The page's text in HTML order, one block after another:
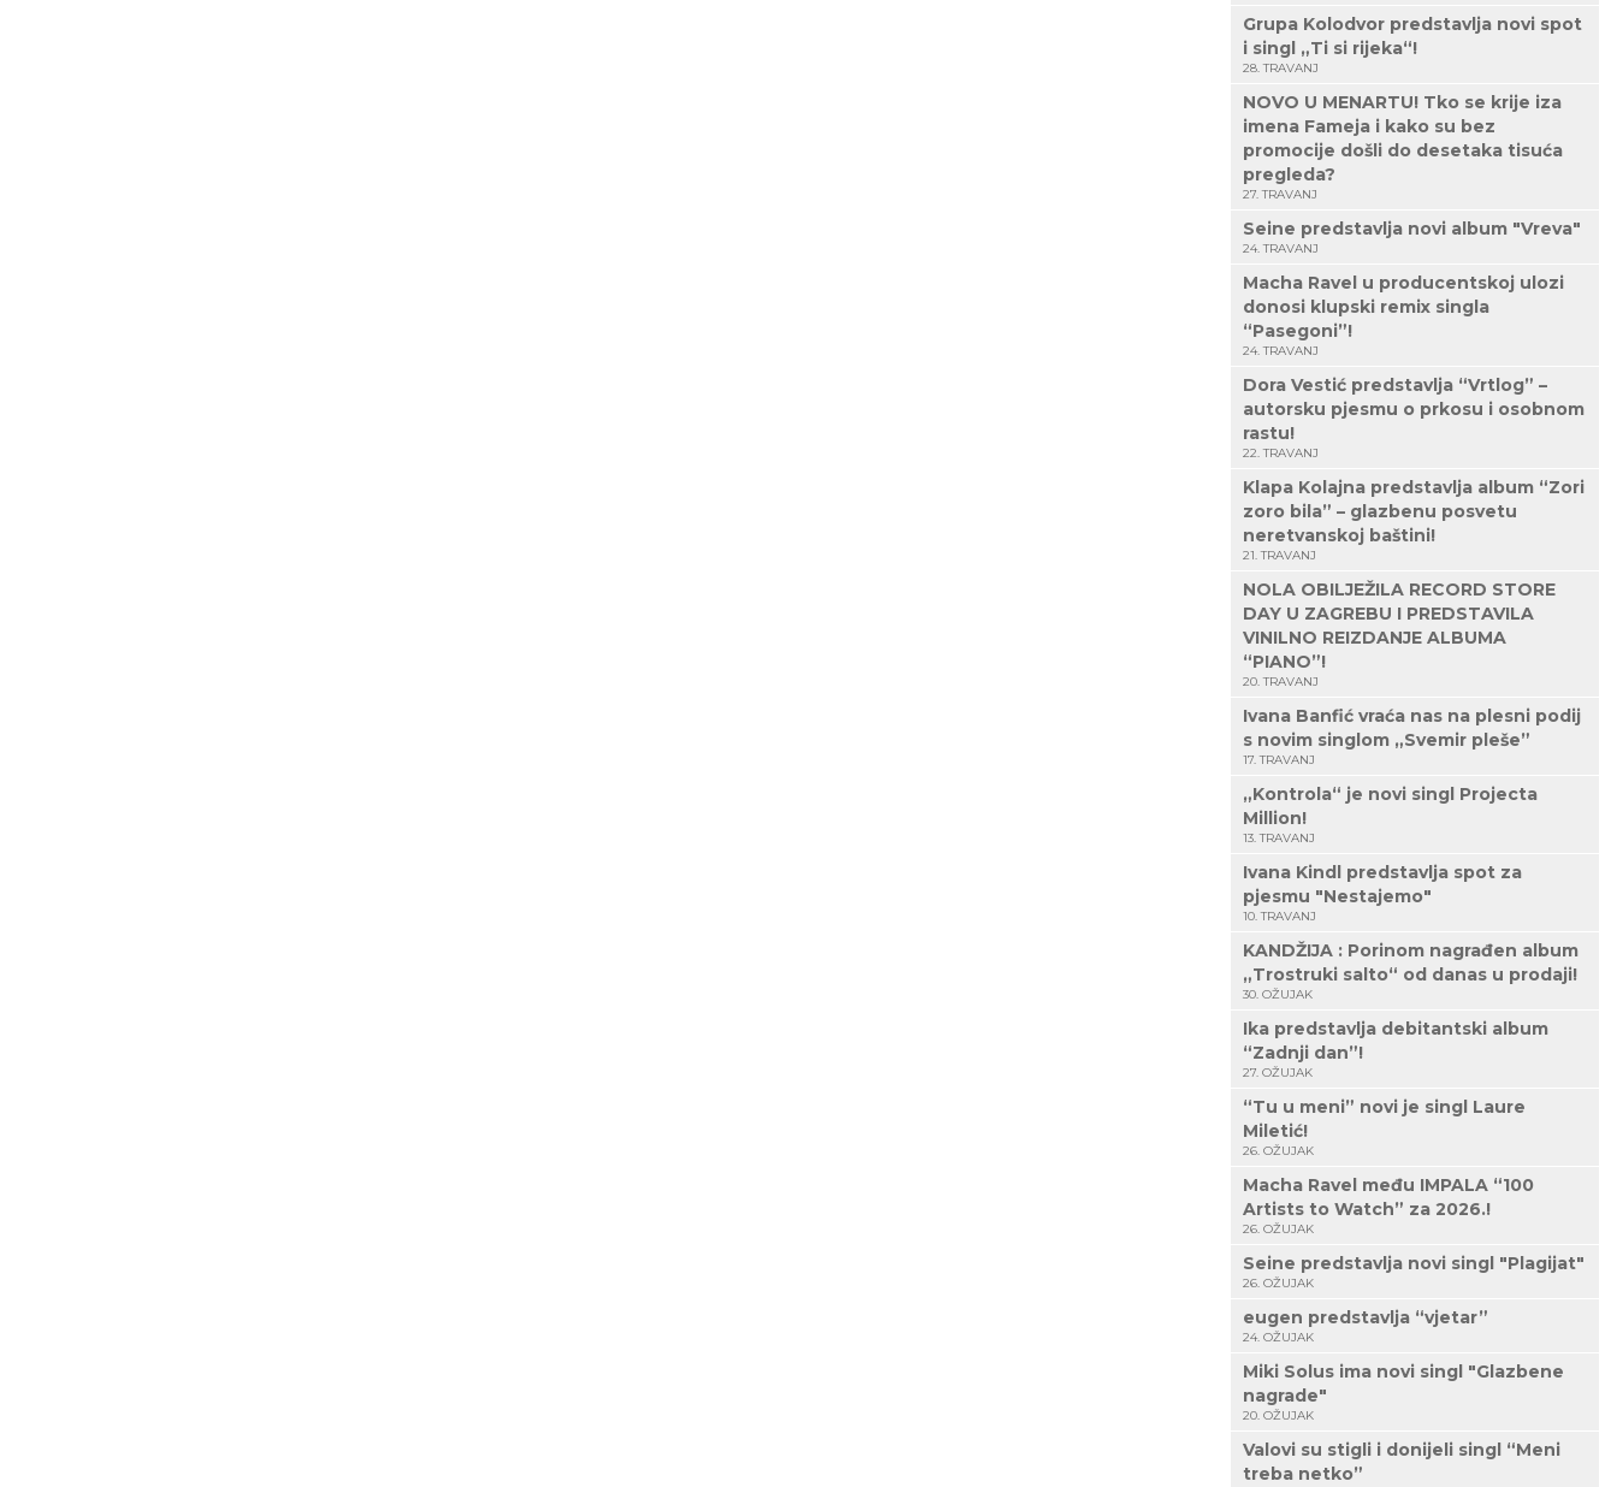
Grupa Kolodvor predstavlja novi spot
i singl „Ti si rijeka“!
28. TRAVANJ
NOVO U MENARTU! Tko se krije iza
imena Fameja i kako su bez
promocije došli do desetaka tisuća
pregleda?
27. TRAVANJ
Seine predstavlja novi album "Vreva"
24. TRAVANJ
Macha Ravel u producentskoj ulozi
donosi klupski remix singla
“Pasegoni”!
24. TRAVANJ
Dora Vestić predstavlja “Vrtlog” –
autorsku pjesmu o prkosu i osobnom
rastu!
22. TRAVANJ
Klapa Kolajna predstavlja album “Zori
zoro bila” – glazbenu posvetu
neretvanskoj baštini!
21. TRAVANJ
NOLA OBILJEŽILA RECORD STORE
DAY U ZAGREBU I PREDSTAVILA
VINILNO REIZDANJE ALBUMA
“PIANO”!
20. TRAVANJ
Ivana Banfić vraća nas na plesni podij
s novim singlom „Svemir pleše”
17. TRAVANJ
„Kontrola“ je novi singl Projecta
Million!
13. TRAVANJ
Ivana Kindl predstavlja spot za
pjesmu "Nestajemo"
10. TRAVANJ
KANDŽIJA : Porinom nagrađen album
„Trostruki salto“ od danas u prodaji!
30. OŽUJAK
Ika predstavlja debitantski album
“Zadnji dan”!
27. OŽUJAK
“Tu u meni” novi je singl Laure
Miletić!
26. OŽUJAK
Macha Ravel među IMPALA “100
Artists to Watch” za 2026.!
26. OŽUJAK
Seine predstavlja novi singl "Plagijat"
26. OŽUJAK
eugen predstavlja “vjetar”
24. OŽUJAK
Miki Solus ima novi singl "Glazbene
nagrade"
20. OŽUJAK
Valovi su stigli i donijeli singl “Meni
treba netko”